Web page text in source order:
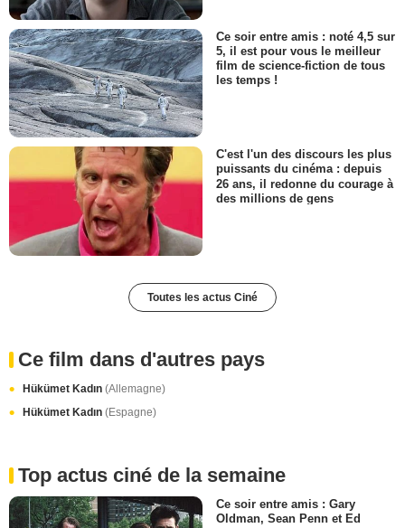
Ce soir entre amis : noté 4,5 sur
5, il est pour vous le meilleur
film de science-fiction de tous
les temps !
C'est l'un des discours les plus
puissants du cinéma : depuis
26 ans, il redonne du courage à
des millions de gens
Toutes les actus Ciné
Ce film dans d'autres pays
Hükümet Kadın (Allemagne)
Hükümet Kadın (Espagne)
Top actus ciné de la semaine
Ce soir entre amis : Gary
Oldman, Sean Penn et Ed